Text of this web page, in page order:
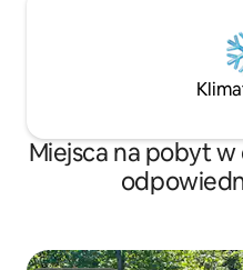
Miejsca na pobyt